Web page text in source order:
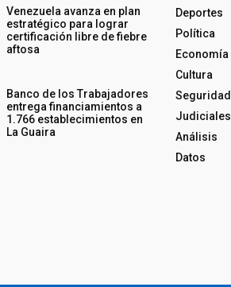
Venezuela avanza en plan
estratégico para lograr
certificación libre de fiebre
aftosa
Banco de los Trabajadores
entrega financiamientos a
1.766 establecimientos en
La Guaira
Deportes
Política
Economía
Cultura
Seguridad
Judiciales
Análisis
Datos